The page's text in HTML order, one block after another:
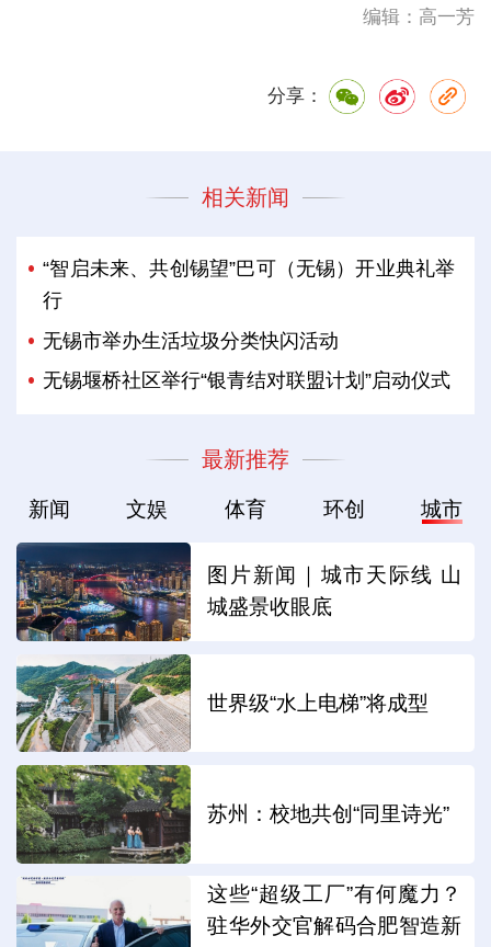
编辑：高一芳
分享：
相关新闻
“智启未来、共创锡望”巴可（无锡）开业典礼举
行
无锡市举办生活垃圾分类快闪活动
无锡堰桥社区举行“银青结对联盟计划”启动仪式
最新推荐
新闻 文娱 体育 环创 城市
图片新闻｜城市天际线 山
城盛景收眼底
世界级“水上电梯”将成型
苏州：校地共创“同里诗光”
这些“超级工厂”有何魔力？
驻华外交官解码合肥智造新